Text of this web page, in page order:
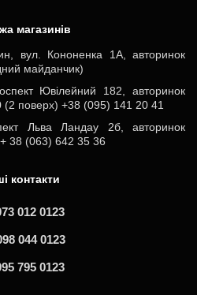
магазинів
вул. Кононенка 1А, авторинок
майданчик)
Ювілейний 182, авторинок
поверх) +38 (095) 141 20 41
Льва Ландау 2б, авторинок
38 (063) 642 35 36
контакти
012 0123
044 0123
795 0123